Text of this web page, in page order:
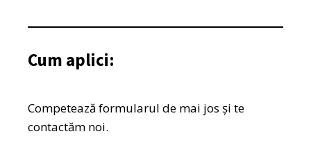
Cum aplici:
Competează formularul de mai jos și te
contactăm noi.